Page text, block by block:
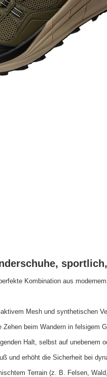
Kombination aus
Mesh und synthetischen
beim Wandern in felsigem
Halt, selbst auf unebenem
und erhöht die Sicherheit bei
Terrain (z. B. Felsen,